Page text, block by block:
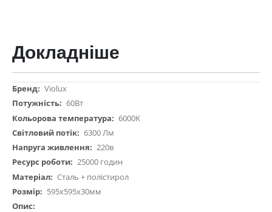
Докладніше
Докладніше
Violux
60Вт
6000K
6300 Лм
220в
25000 годин
Сталь + полістирол
595х595х30мм